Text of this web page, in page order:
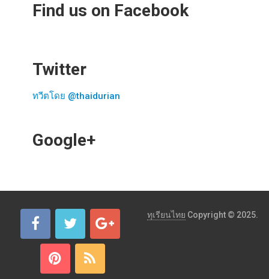
Find us on Facebook
Twitter
ทวีตโดย @thaidurian
Google+
ทุเรียนไทย Copyright © 2025.